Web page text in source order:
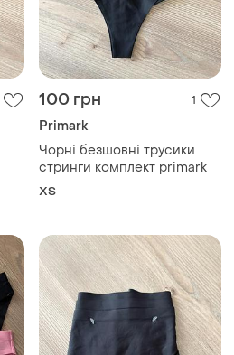
100 грн 1
Primark
Чорні безшовні трусики
стринги комплект primark
ХS